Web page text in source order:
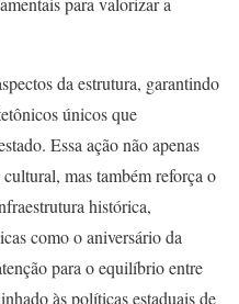
da estrutura, garantindo
únicos que
Essa ação não apenas
mas também reforça o
histórica,
como o aniversário da
para o equilíbrio entre
às políticas estaduais de